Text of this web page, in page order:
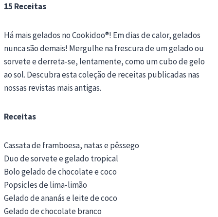
15 Receitas
Há mais gelados no Cookidoo®! Em dias de calor, gelados
nunca são demais! Mergulhe na frescura de um gelado ou
sorvete e derreta-se, lentamente, como um cubo de gelo
ao sol. Descubra esta coleção de receitas publicadas nas
nossas revistas mais antigas.
Receitas
Cassata de framboesa, natas e pêssego
Duo de sorvete e gelado tropical
Bolo gelado de chocolate e coco
Popsicles de lima-limão
Gelado de ananás e leite de coco
Gelado de chocolate branco